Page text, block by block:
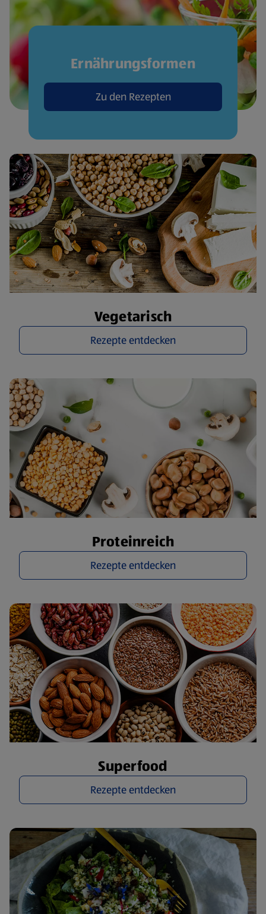
Ernährungsformen
Zu den Rezepten
Vegetarisch
Rezepte entdecken
Proteinreich
Rezepte entdecken
Superfood
Rezepte entdecken